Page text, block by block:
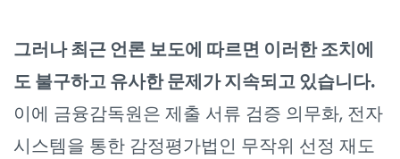
그러나 최근 언론 보도에 따르면 이러한 조치에
도 불구하고 유사한 문제가 지속되고 있습니다.
이에 금융감독원은 제출 서류 검증 의무화, 전자
시스템을 통한 감정평가법인 무작위 선정 재도